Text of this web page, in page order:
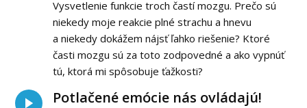
Vysvetlenie funkcie troch častí mozgu. Prečo sú
niekedy moje reakcie plné strachu a hnevu
a niekedy dokážem nájsť ľahko riešenie? Ktoré
časti mozgu sú za toto zodpovedné a ako vypnúť
tú, ktorá mi spôsobuje ťažkosti?
Potlačené emócie nás ovládajú!